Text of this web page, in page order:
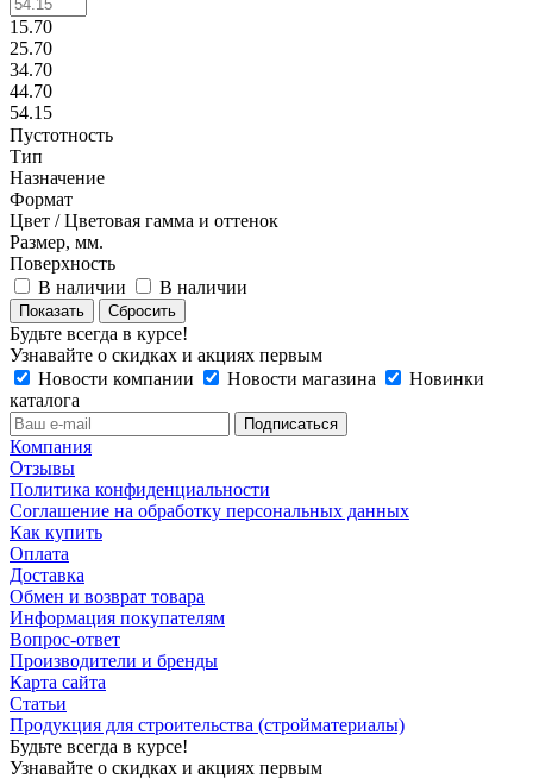
15.70
25.70
34.70
44.70
54.15
Пустотность
Тип
Назначение
Формат
Цвет / Цветовая гамма и оттенок
Размер, мм.
Поверхность
В наличии
В наличии
Сбросить
Будьте всегда в курсе!
Узнавайте о скидках и акциях первым
Новости компании
Новости магазина
Новинки
каталога
Компания
Отзывы
Политика конфиденциальности
Соглашение на обработку персональных данных
Как купить
Оплата
Доставка
Обмен и возврат товара
Информация покупателям
Вопрос-ответ
Производители и бренды
Карта сайта
Статьи
Продукция для строительства (стройматериалы)
Будьте всегда в курсе!
Узнавайте о скидках и акциях первым